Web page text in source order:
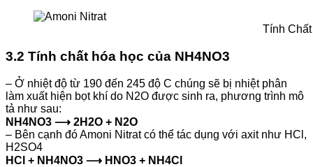
Tính
3.2 Tính chất hóa học của NH4NO3
– Ở nhiệt độ từ 190 đến 245 độ C chúng sẽ bị nhiệt phân
làm xuất hiện bọt khí do N2O được sinh ra, phương trình mô
tả như sau:
NH4NO3 ⟶ 2H2O + N2O
– Bên cạnh đó Amoni Nitrat có thể tác dụng với axit như HCl,
H2SO4
HCl + NH4NO3 ⟶ HNO3 + NH4Cl